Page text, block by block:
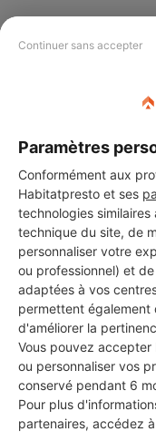
Continuer sans accepter
Paramètres
Conformément aux
Habitatpresto et ses
technologies similaires
technique du site, de
personnaliser votre
ou professionnel) et
adaptées à vos
permettent également
d'améliorer la
Vous pouvez accepter
ou personnaliser vos
conservé pendant 6
Pour plus
partenaires, accédez
Vous souhaitez réaliser
choisir ? Demandez des